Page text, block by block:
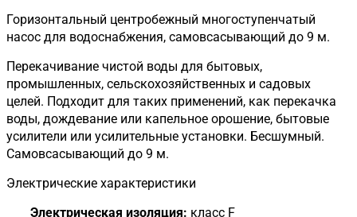
Горизонтальный центробежный многоступенчатый
насос для водоснабжения, самовсасывающий до 9 м.
Перекачивание чистой воды для бытовых,
промышленных, сельскохозяйственных и садовых
целей. Подходит для таких применений, как перекачка
воды, дождевание или капельное орошение, бытовые
усилители или усилительные установки. Бесшумный.
Самовсасывающий до 9 м.
Электрические характеристики
Электрическая изоляция: класс F